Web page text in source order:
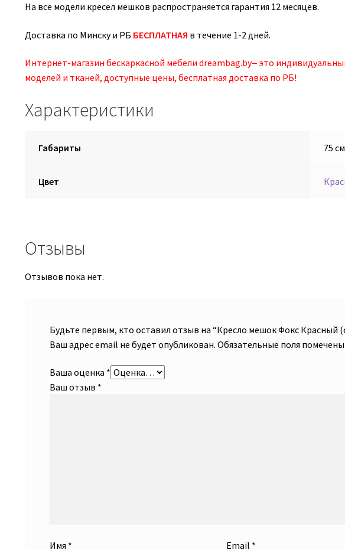
На все модели кресел мешков распространяется гарантия 12 месяцев.
Доставка по Минску и РБ БЕСПЛАТНАЯ в течение 1-2 дней.
Интернет-магазин бескаркасной мебели dreambag.by‒ это
моделей и тканей, доступные цены, бесплатная доставка по РБ!
Характеристики
Габариты 75 см
Цвет
Отзывы
Отзывов пока нет.
Будьте первым, кто оставил отзыв на “Кресло мешок Фокс Красный
Ваш адрес email не будет опубликован. Обязательные поля помечены
Ваша оценка *
Ваш отзыв *
Имя * Email *